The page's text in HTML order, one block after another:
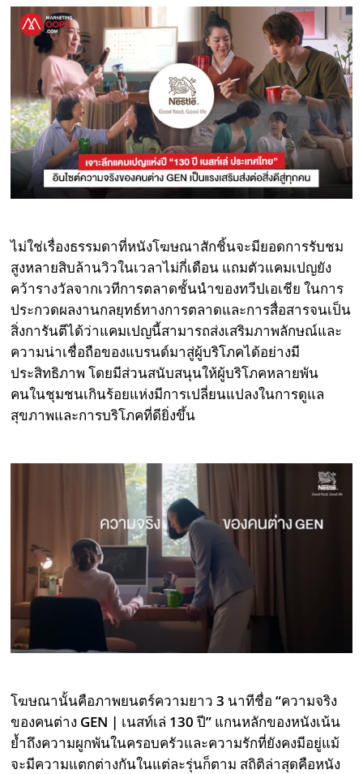
ไม่ใช่เรื่องธรรมดาที่หนังโฆษณาสักชิ้นจะมียอดการรับชม
สูงหลายสิบล้านวิวในเวลาไม่กี่เดือน แถมตัวแคมเปญยัง
คว้ารางวัลจากเวทีการตลาดชั้นนำของทวีปเอเชีย ในการ
ประกวดผลงานกลยุทธ์ทางการตลาดและการสื่อสารจนเป็น
สิ่งการันตีได้ว่าแคมเปญนี้สามารถส่งเสริมภาพลักษณ์และ
ความน่าเชื่อถือของแบรนด์มาสู่ผู้บริโภคได้อย่างมี
ประสิทธิภาพ โดยมีส่วนสนับสนุนให้ผู้บริโภคหลายพัน
คนในชุมชนเกินร้อยแห่งมีการเปลี่ยนแปลงในการดูแล
สุขภาพและการบริโภคที่ดียิ่งขึ้น
โฆษณานั้นคือภาพยนตร์ความยาว3 นาทีชื่อ“ความจริง
ของคนต่าง GEN | เนสท์เล่ 130ปี” แกนหลักของหนังเน้น
ย้ำถึงความผูกพันในครอบครัวและความรักที่ยังคงมีอยู่แม้
จะมีความแตกต่างกันในแต่ละรุ่นก็ตาม สถิติล่าสุดคือหนัง